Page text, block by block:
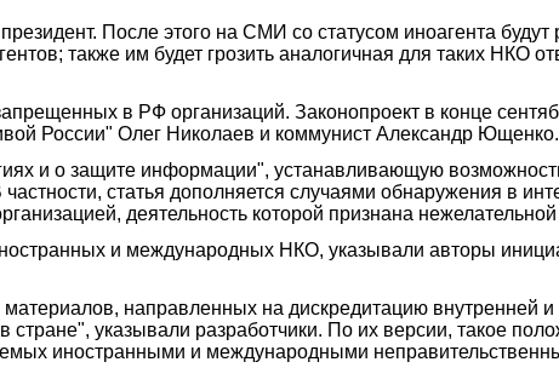
После этого на СМИ со статусом иноагента будут
также им будет грозить аналогичная для таких НКО
в РФ организаций. Законопроект в конце
России" Олег Николаев и коммунист Александр Ющенко.
и о защите информации", устанавливающую
статья дополняется случаями обнаружения в
деятельность которой признана
и международных НКО, указывали авторы
направленных на дискредитацию внутренней
указывали разработчики. По их версии, такое
иностранными и международными